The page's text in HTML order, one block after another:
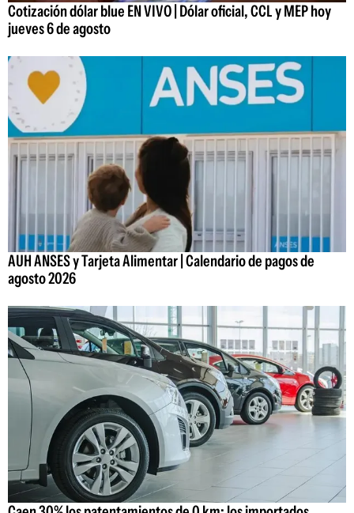
Cotización dólar blue EN VIVO | Dólar oficial, CCL y MEP hoy
jueves 6 de agosto
AUH ANSES y Tarjeta Alimentar | Calendario de pagos de
agosto 2026